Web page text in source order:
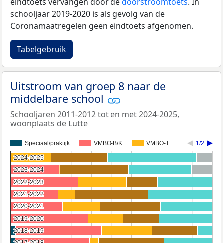
eindtoets vervangen door dedoorstroomtoets. In
schooljaar 2019-2020 is als gevolg van de
Coronamaatregelen geen eindtoets afgenomen.
Tabelgebruik
Uitstroom van groep 8 naar de
middelbare school
Schooljaren 2011-2012 tot en met 2024-2025,
woonplaats de Lutte
Speciaal/praktijk VMBO-B/K VMBO-T 1/2
2024-2025
2024-2025
2023-2024
2023-2024
2022-2023
2022-2023
2021-2022
2021-2022
2020-2021
2020-2021
2019-2020
2019-2020
2018-2019
2018-2019